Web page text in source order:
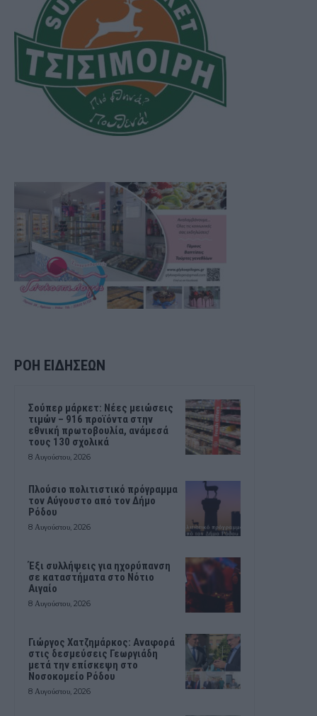
ΡΟΗ ΕΙΔΗΣΕΩΝ
Σούπερ μάρκετ: Νέες μειώσεις
τιμών – 916 προϊόντα στην
εθνική πρωτοβουλία, ανάμεσά
τους 130 σχολικά
8 Αυγούστου, 2026
Πλούσιο πολιτιστικό πρόγραμμα
τον Αύγουστο από τον Δήμο
Ρόδου
8 Αυγούστου, 2026
Έξι συλλήψεις για ηχορύπανση
σε καταστήματα στο Νότιο
Αιγαίο
8 Αυγούστου, 2026
Γιώργος Χατζημάρκος: Αναφορά
στις δεσμεύσεις Γεωργιάδη
μετά την επίσκεψη στο
Νοσοκομείο Ρόδου
8 Αυγούστου, 2026